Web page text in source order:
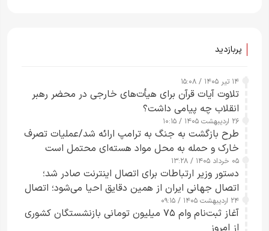
پربازدید
۱۴ تیر ۱۴۰۵ / ۱۵:۰۸
تلاوت آیات قرآن برای هیأت‌های خارجی در محضر رهبر
انقلاب چه پیامی داشت؟
۲۶ اردیبهشت ۱۴۰۵ / ۱۰:۱۵
طرح‌ بازگشت به جنگ به ترامپ ارائه شد/عملیات تصرف
خارک و حمله به محل مواد هسته‌ای محتمل است
۰۵ خرداد ۱۴۰۵ / ۱۳:۲۸
دستور وزیر ارتباطات برای اتصال اینترنت صادر شد؛
اتصال جهانی ایران از همین دقایق احیا می‌شود؛ اتصال
کامل مردم تا ۲۴ ساعت آینده
۲۴ اردیبهشت ۱۴۰۵ / ۰۹:۱۵
آغاز ثبت‌نام وام ۷۵ میلیون تومانی بازنشستگان کشوری
از امروز